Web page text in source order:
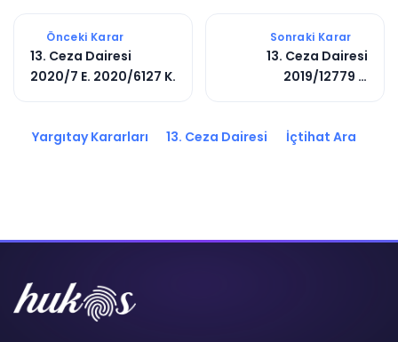
Önceki Karar
13. Ceza Dairesi
2020/7 E. 2020/6127 K.
Sonraki Karar
13. Ceza Dairesi
2019/12779 E.
Yargıtay Kararları 13. Ceza Dairesi İçtihat Ara